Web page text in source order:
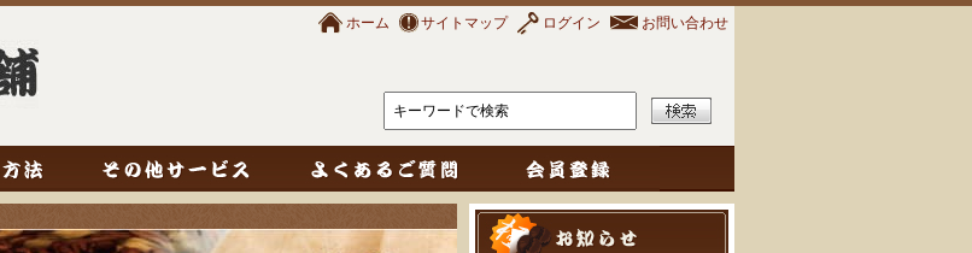
ホーム サイトマップ ログイン お問い合わせ